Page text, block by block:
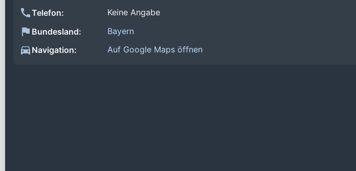
Telefon:
Keine Angabe
Bundesland:
Bayern
Navigation:
Auf Google Maps öffnen